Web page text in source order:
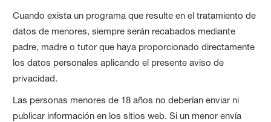
Cuando exista un programa que resulte en el tratamiento de
datos de menores, siempre serán recabados mediante
padre, madre o tutor que haya proporcionado directamente
los datos personales aplicando el presente aviso de
privacidad.
Las personas menores de 18 años no deberían enviar ni
publicar información en los sitios web. Si un menor envía